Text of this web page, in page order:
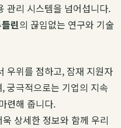
관리 시스템을 넘어섭니다.
린의 끊임없는 연구와 기술
우위를 점하고, 잠재 지원자
궁극적으로는 기업의 지속
련해 줍니다.
상세한 정보와 함께 우리